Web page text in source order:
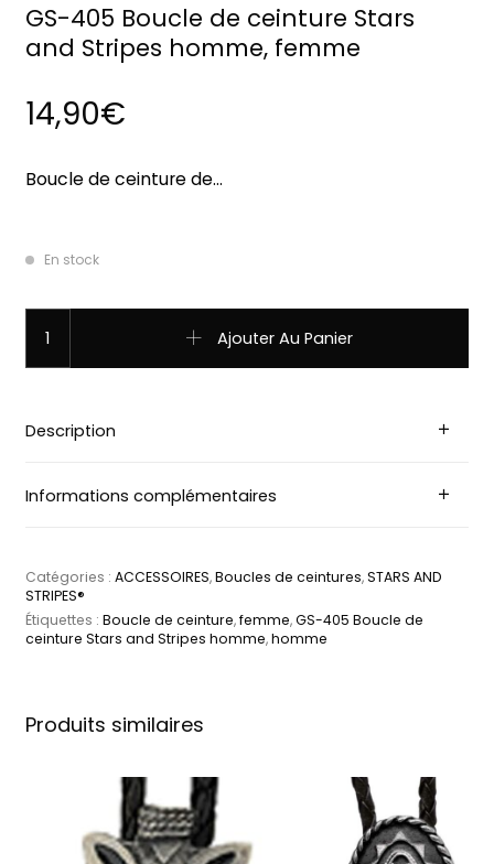
GS-405 Boucle de ceinture Stars
and Stripes homme, femme
14,90€
Boucle de ceinture de…
En stock
Ajouter Au Panier
Description
Informations complémentaires
Catégories : ACCESSOIRES,Boucles de ceintures,STARS AND
STRIPES®
Étiquettes : Boucle de ceinture,femme,GS-405 Boucle de
ceinture Stars and Stripes homme,homme
Produits similaires